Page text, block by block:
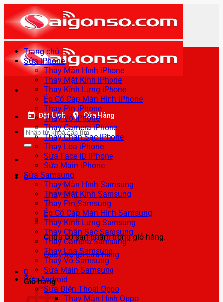
qua
nội
dung
Đặt Lịch Cửa Hàng
Tìm
kiếm:
0
Chưa có sản phẩm trong giỏ hàng.
Quay trở lại cửa hàng
0
Giỏ hàng
Trang chủ
Sửa iPhone
Thay Màn Hình iPhone
Thay Mặt Kính iPhone
Thay Kính Lưng iPhone
Ép Cổ Cáp Màn Hình iPhone
Thay Pin iPhone
Thay Vỏ iPhone
Thay Camera iPhone
Thay Chân Sạc iPhone
Thay Loa iPhone
Sửa Face ID iPhone
Sửa Main iPhone
Sửa Samsung
Thay Màn Hình Samsung
Thay Mặt Kính Samsung
Thay Pin Samsung
Ép Cổ Cáp Màn Hình Samsung
Thay Kính Lưng Samsung
Thay Chân Sạc Samsung
Thay Camera Samsung
Thay Loa Samsung
Thay Vỏ Samsung
Sửa Main Samsung
Sửa Android
Sửa Điện Thoại Oppo
Thay Màn Hình Oppo